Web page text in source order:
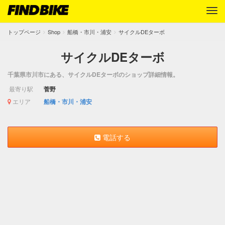
トップページ Shop 船橋・市川・浦安 サイクルDEターボ
サイクルDEターボ
千葉県市川市にある、サイクルDEターボのショップ詳細情報。
最寄り駅 菅野
エリア 船橋・市川・浦安
電話する